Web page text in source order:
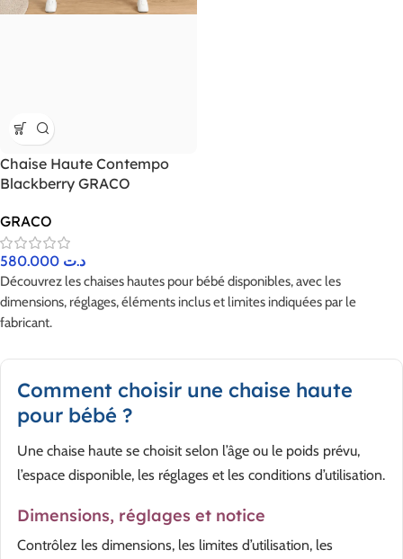
Chaise Haute Contempo
Blackberry GRACO
GRACO
د.ت
Découvrez les chaises hautes pour bébé disponibles, avec les
dimensions, réglages, éléments inclus et limites indiquées par le
fabricant.
Comment choisir une chaise haute
pour bébé ?
Une chaise haute se choisit selon l’âge ou le poids prévu,
l’espace disponible, les réglages et les conditions d’utilisation.
Dimensions, réglages et notice
Contrôlez les dimensions, les limites d’utilisation, les